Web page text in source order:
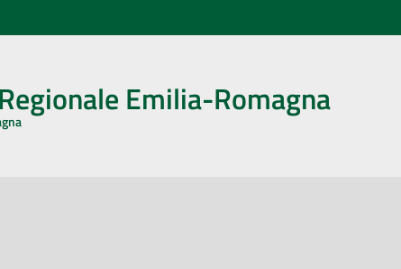
Emilia-Romagna